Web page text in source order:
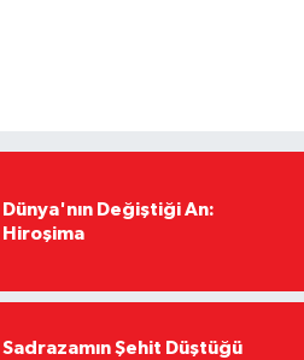
Dünya'nın Değiştiği An:
Hiroşima
Sadrazamın Şehit Düştüğü